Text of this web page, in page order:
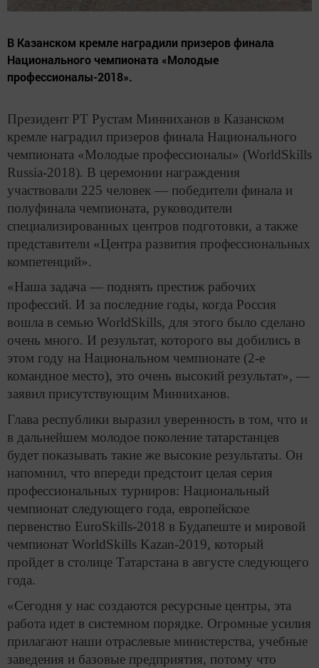
В Казанском кремле наградили призеров финала
Национального чемпионата «Молодые
профессионалы-2018».
Президент РТ Рустам Минниханов в Казанском
кремле наградил призеров финала Национального
чемпионата «Молодые профессионалы» (WorldSkills
Russia-2018). В церемонии награждения
участвовали 225 человек — победители финала и
полуфинала чемпионата, руководители
специализированных центров подготовки, а также
представители «Центра развития профессиональных
компетенций».
«Наша задача — поднять престиж рабочих
профессий. И за последние годы, когда Россия
вошла в семью WorldSkills, для этого было сделано
очень много. И результат, которого вы добились в
этом году на Национальном чемпионате (2-е
командное место), это очень высокий результат», —
заявил присутствующим Минниханов.
Глава республики выразил уверенность в том, что и
в дальнейшем молодое поколение татарстанцев
будет показывать такие же высокие результаты. Он
напомнил, что впереди предстоит целая серия
профессиональных турниров: Национальный
чемпионат следующего года, европейское
первенство EuroSkills-2018 в Будапеште и мировой
чемпионат WorldSkills Kazan-2019, который
пройдет в столице Татарстана в августе следующего
года.
«Сегодня у нас создаются ресурсные центры, эта
работа идет в системном порядке. Огромные усилия
прилагают наши отраслевые министерства, учебные
заведения и базовые предприятия, потому что